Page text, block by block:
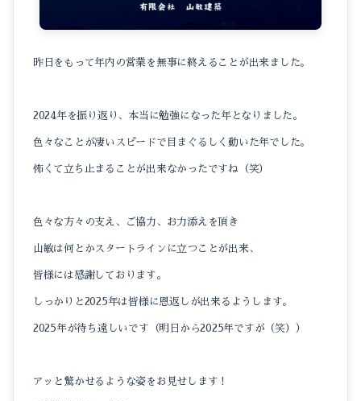
昨日をもって年内の営業を無事に終えることが出来ました。
2024年を振り返り、本当に勉強になった年となりました。
色々なことが凄いスピードで目まぐるしく動いた年でした。
怖くて立ち止まることが出来なかったですね（笑）
色々な方々の支え、ご協力、お力添えを頂き
山敏は何とかスタートラインに立つことが出来、
皆様には感謝しております。
しっかりと2025年は皆様に恩返しが出来るようします。
2025年が待ち遠しいです（明日から2025年ですが（笑））
アッと驚かせるような姿をお見せします！